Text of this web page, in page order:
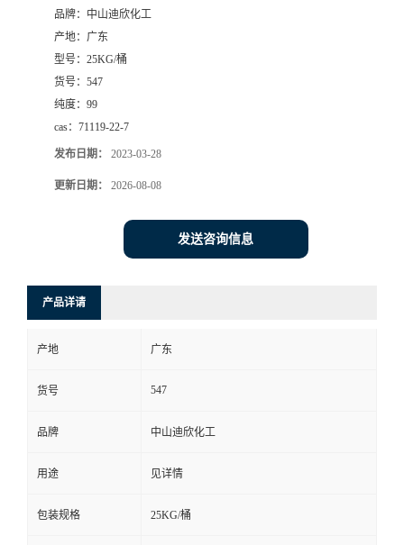
式
品牌： 中山迪欣化工
产地： 广东
型号： 25KG/桶
货号： 547
纯度： 99
cas： 71119-22-7
发布日期： 2023-03-28
更新日期： 2026-08-08
发送咨询信息
产品详请
产地 广东
货号 547
品牌 中山迪欣化工
用途 见详情
包装规格 25KG/桶